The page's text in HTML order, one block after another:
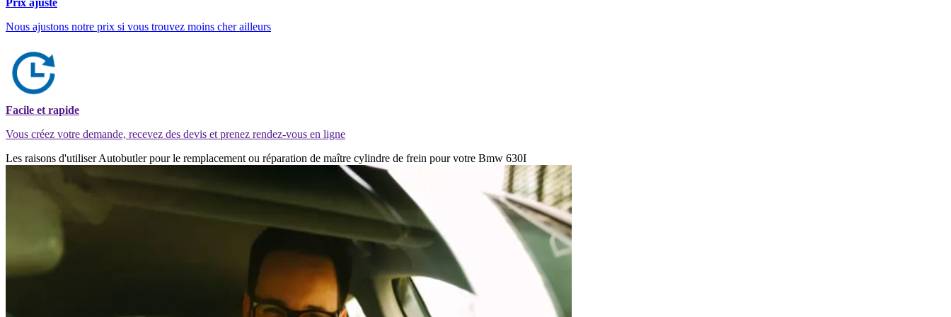
Nous ajustons notre prix si vous trouvez moins cher ailleurs
Facile et rapide
Vous créez votre demande, recevez des devis et prenez rendez-vous en ligne
Les raisons d'utiliser Autobutler pour le remplacement ou réparation de maître cylindre de frein pour votre Bmw 630I